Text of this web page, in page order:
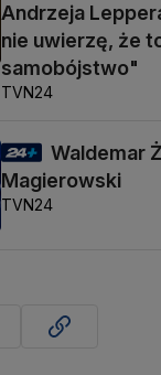
Andrzeja
nie uwierzę, że
samobójstwo"
TVN24
Waldemar
Magierowski
TVN24